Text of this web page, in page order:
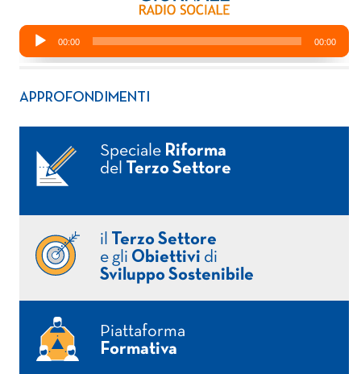
APPROFONDIMENTI
Speciale Riforma
del
Terzo Settore
il
Terzo Settore
e gli Obiettivi di
Sviluppo Sostenibile
Piattaforma
Formativa